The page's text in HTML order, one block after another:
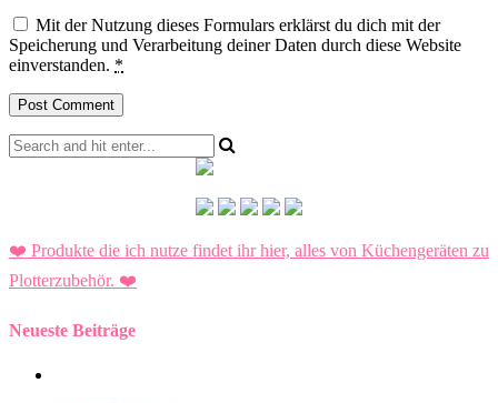
Mit der Nutzung dieses Formulars erklärst du dich mit der
Speicherung und Verarbeitung deiner Daten durch diese Website
einverstanden. *
❤️ Produkte die ich nutze findet ihr hier, alles von Küchengeräten zu
Plotterzubehör. ❤️
Neueste Beiträge